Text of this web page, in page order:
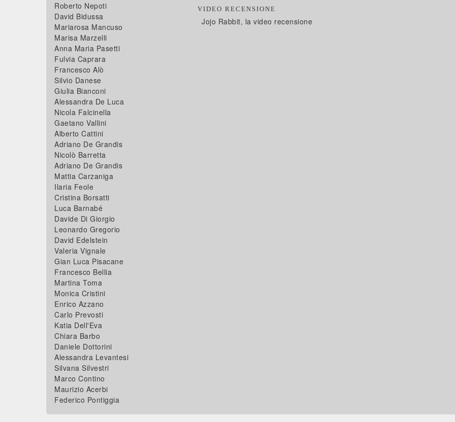
Roberto Nepoti
David Bidussa
Mariarosa Mancuso
Marisa Marzelli
Anna Maria Pasetti
Fulvia Caprara
Francesco Alò
Silvio Danese
Giulia Bianconi
Alessandra De Luca
Nicola Falcinella
Gaetano Vallini
Alberto Cattini
Adriano De Grandis
Nicolò Barretta
Adriano De Grandis
Mattia Carzaniga
Ilaria Feole
Cristina Borsatti
Luca Barnabé
Davide Di Giorgio
Leonardo Gregorio
David Edelstein
Valeria Vignale
Gian Luca Pisacane
Francesco Bellia
Martina Toma
Monica Cristini
Enrico Azzano
Carlo Prevosti
Katia Dell'Eva
Chiara Barbo
Daniele Dottorini
Alessandra Levantesi
Silvana Silvestri
Marco Contino
Maurizio Acerbi
Federico Pontiggia
VIDEO RECENSIONE
Jojo Rabbit, la video recensione